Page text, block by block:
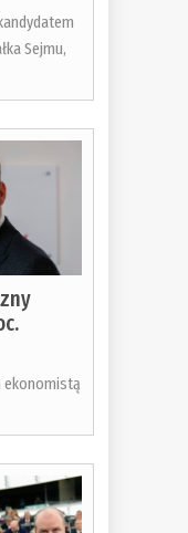
kandydatem
Sejmu,
ekonomistą